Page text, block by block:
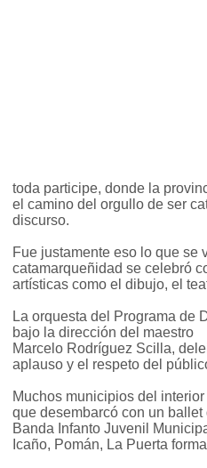
toda participe, donde la
el camino del orgullo de ser
discurso.
Fue justamente eso lo que se
catamarqueñidad se celebró
artísticas como el dibujo, el
La orquesta del Programa de
bajo la dirección del maestro
Marcelo Rodríguez Scilla,
aplauso y el respeto del
Muchos municipios del
que desembarcó con un
Banda Infanto Juvenil
Icaño, Pomán, La Puerta